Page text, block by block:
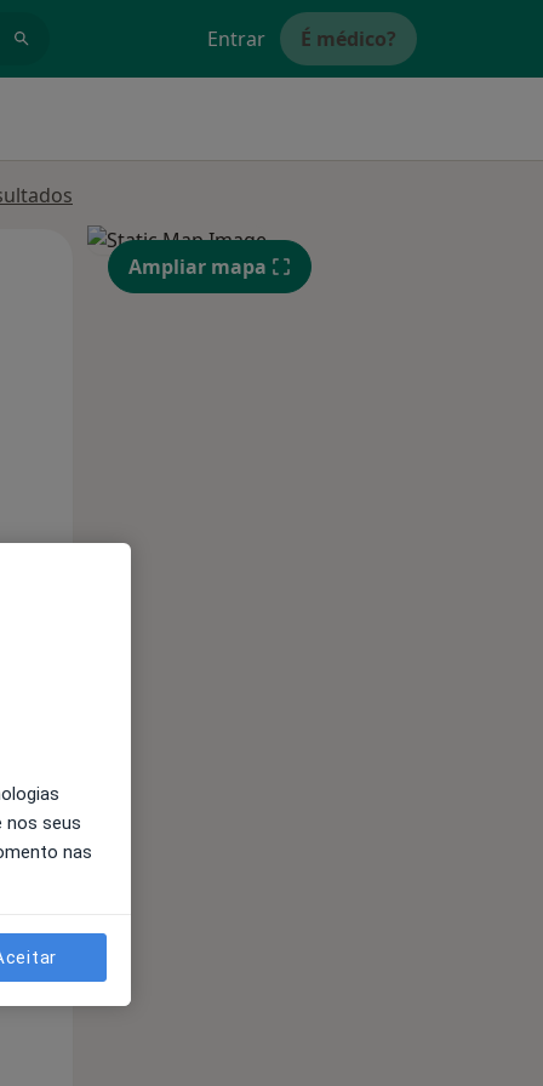
Entrar É médico?
Segunda-feira Ter, Qua
12 Ago
10 Ago
Ampliar mapa
nos seus
nas